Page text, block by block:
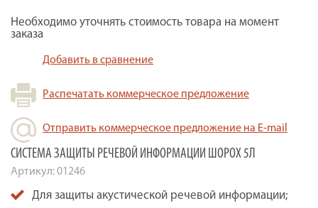
Необходимо уточнять стоимость товара на момент
заказа
Добавить в сравнение
Распечатать коммерческое предложение
Отправить коммерческое предложение на E-mail
СИСТЕМА ЗАЩИТЫ РЕЧЕВОЙ ИНФОРМАЦИИ ШОРОХ 5Л
Артикул:01246
Для защиты акустической речевой информации;